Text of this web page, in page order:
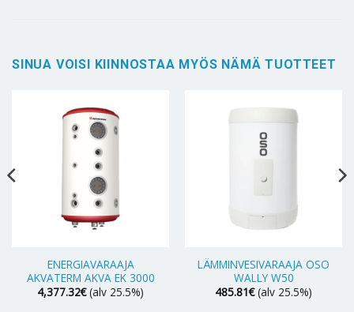
SINUA VOISI KIINNOSTAA MYÖS NÄMÄ TUOTTEET
ENERGIAVARAAJA
AKVATERM AKVA EK 3000
4,377.32€ (alv 25.5%)
LÄMMINVESIVARAAJA OSO
WALLY W50
485.81€ (alv 25.5%)